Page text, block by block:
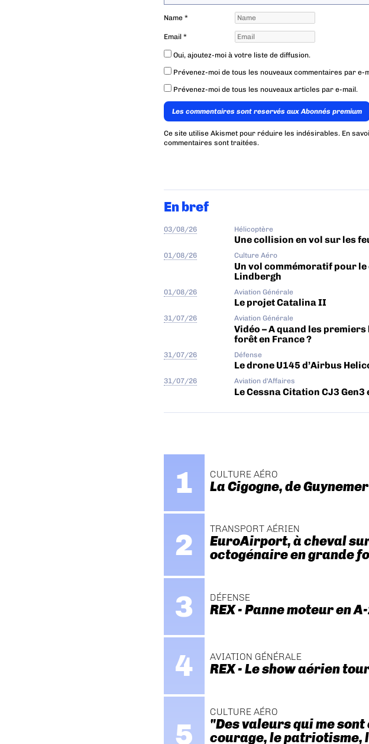
Name *
Email *
Oui, ajoutez-moi à votre liste de diffusion.
Prévenez-moi de tous les nouveaux commentaires par e-
Prévenez-moi de tous les nouveaux articles par e-mail.
Les commentaires sont reservés aux Abonnés premium
Ce site utilise Akismet pour réduire les indésirables. En
commentaires sont traitées.
En bref
03/08/26 Hélicoptère
Une collision en vol sur les
01/08/26 Culture Aéro
Un vol commémoratif pour
Lindbergh
01/08/26 Aviation Générale
Le projet Catalina II
31/07/26 Aviation Générale
Vidéo – A quand les
forêt en France ?
31/07/26 Défense
Le drone U145 d’Airbus
31/07/26 Aviation d'Affaires
Le Cessna Citation CJ3
CULTURE AÉRO
La Cigogne, de
TRANSPORT AÉRIEN
EuroAirport, à cheval
octogénaire en grande
DÉFENSE
REX - Panne moteur en
AVIATION GÉNÉRALE
REX - Le show aérien
CULTURE AÉRO
"Des valeurs qui me
courage, le patriotisme,